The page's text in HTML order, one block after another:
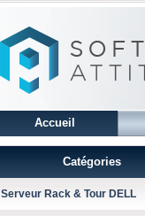
Accueil
Catégories
Serveur Rack & Tour DELL